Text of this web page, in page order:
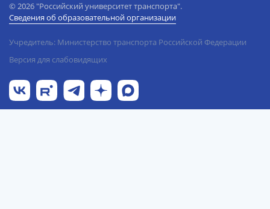
© 2026 "Российский университет транспорта".
Сведения об образовательной организации
Учредитель: Министерство транспорта Российской Федерации
Версия для слабовидящих